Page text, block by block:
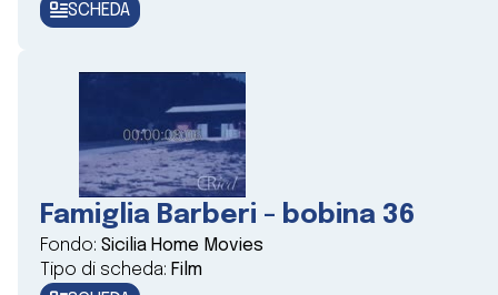
SCHEDA
Famiglia Barberi - bobina 36
Fondo: Sicilia Home Movies
Tipo di scheda: Film